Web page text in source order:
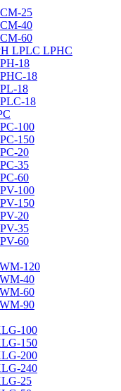
25
40
60
LPLC LPHC
18
18
18
18
100
150
20
35
60
100
150
20
35
60
120
40
60
90
100
150
200
240
25